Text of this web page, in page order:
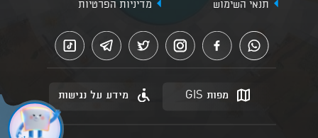
תנאי השימוש
מדיניות הפרטיות
מפות GIS מידע על נגישות